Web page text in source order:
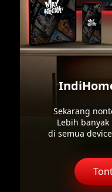
Sekarang
Lebih
di semua